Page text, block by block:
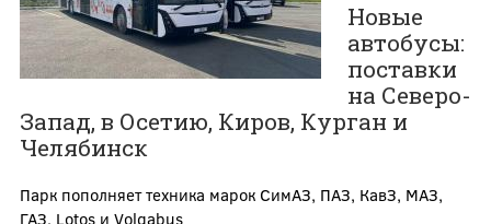
Новые
автобусы:
поставки
на Северо-
Запад, в Осетию, Киров, Курган и
Челябинск
Парк пополняет техника марок СимАЗ, ПАЗ, КавЗ, МАЗ,
ГАЗ, Lotos и Volgabus